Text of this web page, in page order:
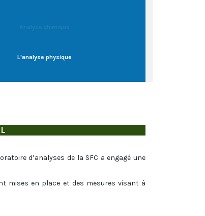
L'analyse physique
d’analyses de la SFC a engagé une
mises en place et des mesures visant à